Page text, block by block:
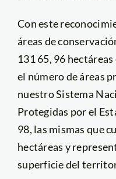
Con este
áreas de
131 65, 96
el número de áreas
nuestro Sistema
Protegidas por el
98, las mismas que
hectáreas y
superficie del